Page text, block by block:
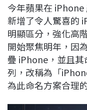
b
o
o
k
a
d
s
今年蘋果在
新增了令人驚喜的
明顯區分，強化高
開始聚焦明年，因
疊 iPhone，並且
列，改稱為「
為此命名方案合理